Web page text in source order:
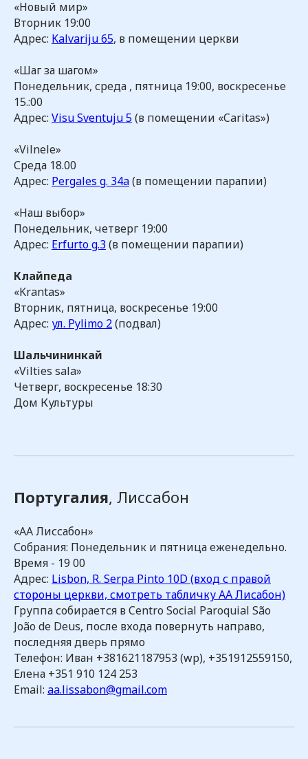
«Новый мир»
Вторник 19:00
Адрес: Kalvariju 65, в помещении церкви
«Шаг за шагом»
Понедельник, среда , пятница 19:00, воскресенье
15.:00
Адрес: Visu Sventuju 5(в помещении «Caritas»)
«Vilnele»
Среда 18.00
Адрес: Pergales g. 34a(в помещении парапии)
«Наш выбор»
Понедельник, четверг 19:00
Адрес: Erfurto g.3 (в помещении парапии)
Клайпеда
«Krantas»
Вторник, пятница, воскресенье 19:00
Адрес: ул. Pylimo 2(подвал)
Шальчининкай
«Vilties sala»
Четверг, воскресенье 18:30
Дом Культуры
Португалия, Лиссабон
«АА Лиссабон»
Собрания: Понедельник и пятница еженедельно.
Время - 19 00
Адрес: Lisbon, R. Serpa Pinto 10D (вход с правой
стороны церкви, смотреть табличку АА Лисабон)
Группа собирается в Centro Social Paroquial São
João de Deus, после входа повернуть направо,
последняя дверь прямо
Телефон: Иван +381621187953 (wp), +351912559150,
Елена +351 910 124 253
Email: aa.lissabon@gmail.com